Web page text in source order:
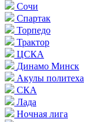
Сочи
Спартак
Торпедо
Трактор
ЦСКА
Динамо Минск
Акулы политеха
СКА
Лада
Ночная лига